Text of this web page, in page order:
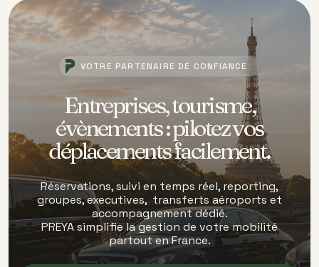
VOTRE PARTENAIRE DE CONFIANCE
Entreprises, tourisme,
évènements : pilotez vos
déplacements facilement.
Réservations, suivi en temps réel, reporting,
groupes, executives, transferts aéroports et
accompagnement dédié.
PREYA simplifie la gestion de votre mobilité
partout en France.